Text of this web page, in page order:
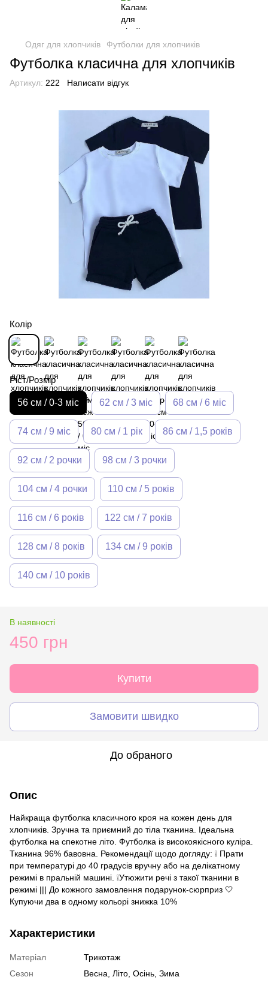
Одяг для хлопчиків Футболки для хлопчиків
Футболка класична для хлопчиків
Артикул: 222 Написати відгук
Колір
Ріст/Розмір
56 см / 0-3 міс 62 см / 3 міс 68 см / 6 міс
74 см / 9 міс 80 см / 1 рік 86 см / 1,5 років
92 см / 2 рочки 98 см / 3 рочки
104 см / 4 рочки 110 см / 5 років
116 см / 6 років 122 см / 7 років
128 см / 8 років 134 см / 9 років
140 см / 10 років
В наявності
450 грн
Купити
Замовити швидко
До обраного
Опис
Найкраща футболка класичного кроя на кожен день для
хлопчиків. Зручна та приємний до тіла тканина. Ідеальна
футболка на спекотне літо. Футболка із високоякісного куліра.
Тканина 96% бавовна. Рекомендації щодо догляду: ❕ Прати
при температурі до 40 градусів вручну або на делікатному
режимі в пральній машині. ❕Утюжити речі з такої тканини в
режимі ||| До кожного замовлення подарунок-сюрприз 🤍
Купуючи два в одному кольорі знижка 10%
Характеристики
Матеріал
Трикотаж
Сезон
Весна, Літо, Осінь, Зима